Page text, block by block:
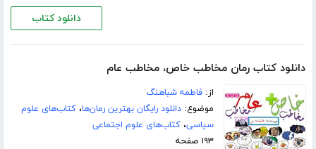
دانلود کتاب
دانلود کتاب رمان مخاطب خاص، مخاطب عام
از:فاطمه شباهنگ
موضوع:دانلود رایگان بهترین رمان‌ها،کتاب‌های علوم
سیاسی،کتاب‌های علوم اجتماعی
۱۹۳ صفحه